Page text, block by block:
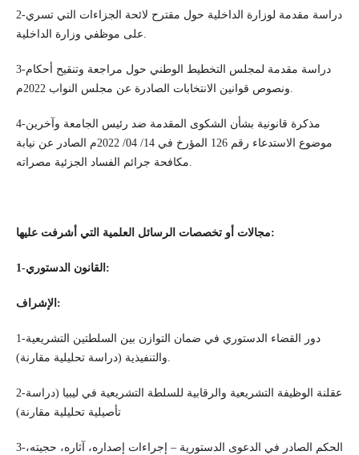
2-دراسة مقدمة لوزارة الداخلية حول مقترح لائحة الجزاءات التي تسري
على موظفي وزارة الداخلية.
3-دراسة مقدمة لمجلس التخطيط الوطني حول مراجعة وتنقيح أحكام
ونصوص قوانين الانتخابات الصادرة عن مجلس النواب 2022م.
4-مذكرة قانونية بشأن الشكوى المقدمة ضد رئيس الجامعة وآخرين
موضوع الاستدعاء رقم 126 المؤرخ في 14/ 04/ 2022م الصادر عن نيابة
مكافحة جرائم الفساد الجزئية مصراته.
مجالات أو تخصصات الرسائل العلمية التي أشرفت عليها:
1-القانون الدستوري:
الإشراف:
1-دور القضاء الدستوري في ضمان التوازن بين السلطتين التشريعية
والتنفيذية (دراسة تحليلية مقارنة).
2-عقلنة الوظيفة التشريعية والرقابية للسلطة التشريعية في ليبيا (دراسة
تأصيلية تحليلية مقارنة)
3-الحكم الصادر في الدعوى الدستورية – إجراءات إصداره، آثاره، حجيته،